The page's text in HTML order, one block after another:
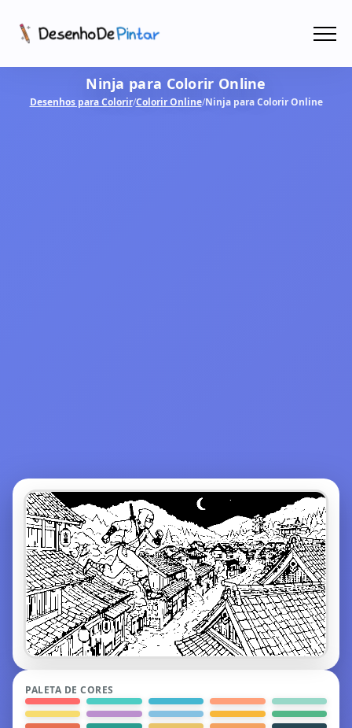
Coletâneas de Desenhos - PDF
Ninja para Colorir Online
Desenhos para Colorir/Colorir Online/Ninja para Colorir Online
PALETA DE CORES